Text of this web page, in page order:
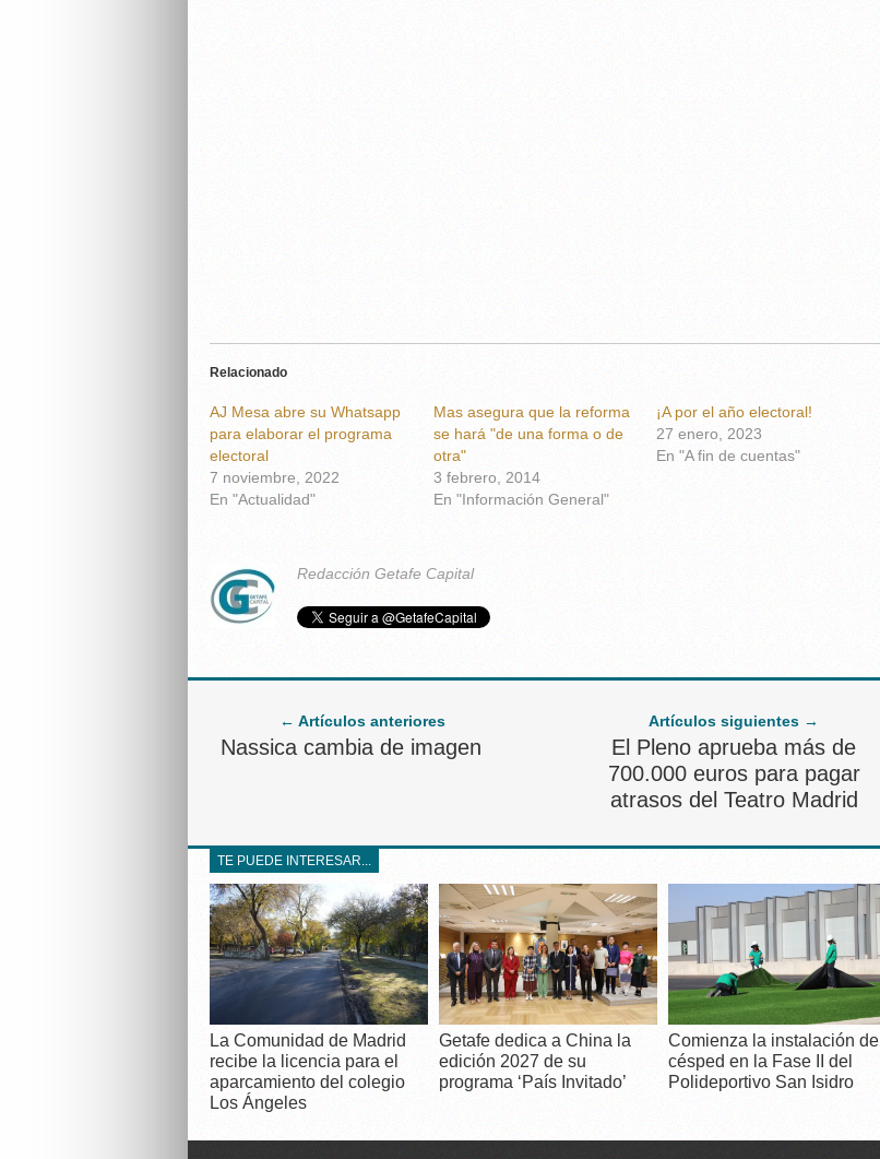
Relacionado
AJ Mesa abre su Whatsapp
para elaborar el programa
electoral
7 noviembre, 2022
En "Actualidad"
Mas asegura que la reforma
se hará "de una forma o de
otra"
3 febrero, 2014
En "Información General"
¡A por el año electoral!
27 enero, 2023
En "A fin de cuentas"
Redacción Getafe Capital
← Artículos anteriores
Nassica cambia de imagen
Artículos siguientes →
El Pleno aprueba más de
700.000 euros para pagar
atrasos del Teatro Madrid
TE PUEDE INTERESAR...
La Comunidad de Madrid
recibe la licencia para el
aparcamiento del colegio
Los Ángeles
Getafe dedica a China la
edición 2027 de su
programa ‘País Invitado’
Comienza la instalación de
césped en la Fase II del
Polideportivo San Isidro